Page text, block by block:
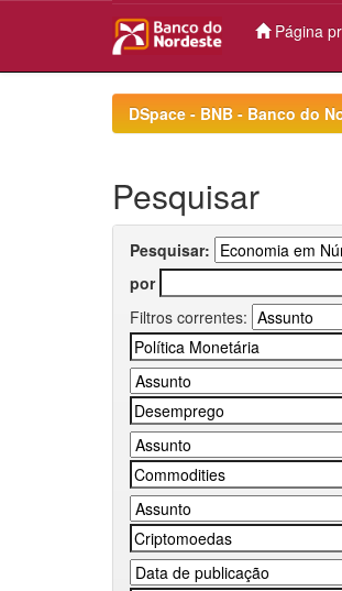
Página
DSpace - BNB - Banco do
Pesquisar
Pesquisar:
por
Filtros correntes: